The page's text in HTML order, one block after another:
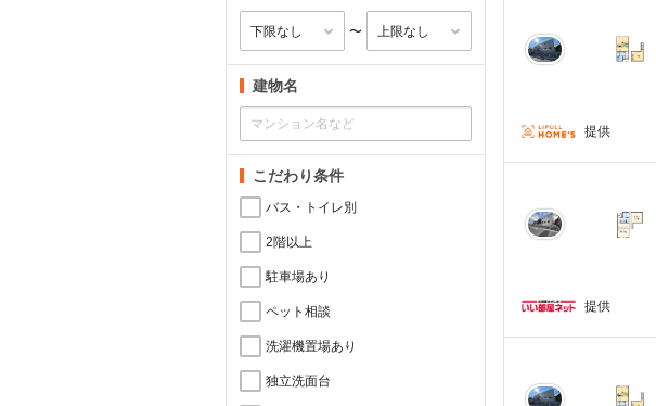
〜
建物名
こだわり条件
バス・トイレ別
2階以上
駐車場あり
ペット相談
洗濯機置場あり
独立洗面台
提供
提供